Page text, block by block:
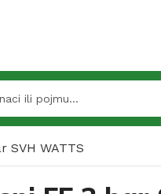
SVH WATTS